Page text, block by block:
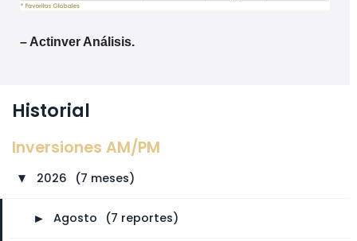
– Actinver Análisis.
Historial
Inversiones AM/PM
► 2026 (7 meses)
► Agosto (7 reportes)